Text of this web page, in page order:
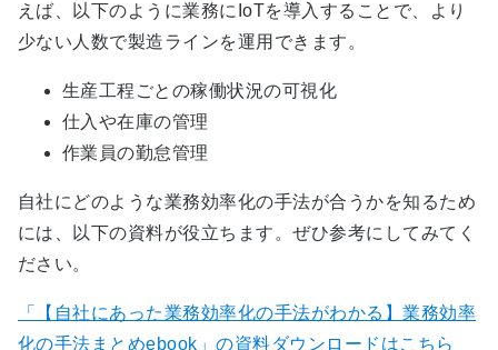
えば、以下のように業務にIoTを導入することで、より
少ない人数で製造ラインを運用できます。
生産工程ごとの稼働状況の可視化
仕入や在庫の管理
作業員の勤怠管理
自社にどのような業務効率化の手法が合うかを知るため
には、以下の資料が役立ちます。ぜひ参考にしてみてく
ださい。
「【自社にあった業務効率化の手法がわかる】業務効率
化の手法まとめebook」の資料ダウンロードはこちら